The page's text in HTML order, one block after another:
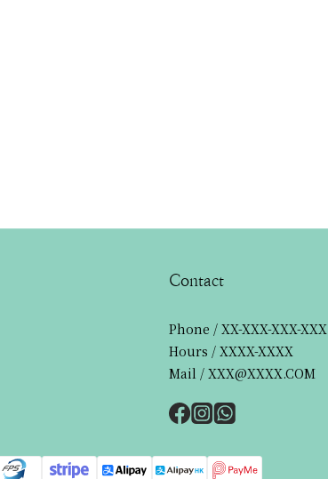
Contact
Phone / XX-XXX-XXX-XXX
Hours / XXXX-XXXX
Mail / XXX@XXXX.COM